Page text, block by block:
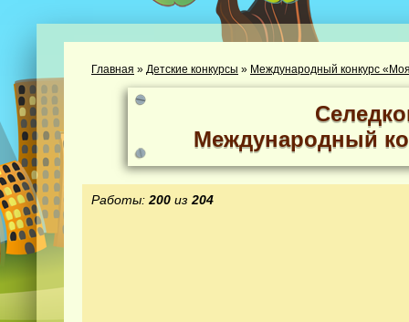
Главная » Детские конкурсы » Международный конкурс
Международный
Работы: 200 из 204